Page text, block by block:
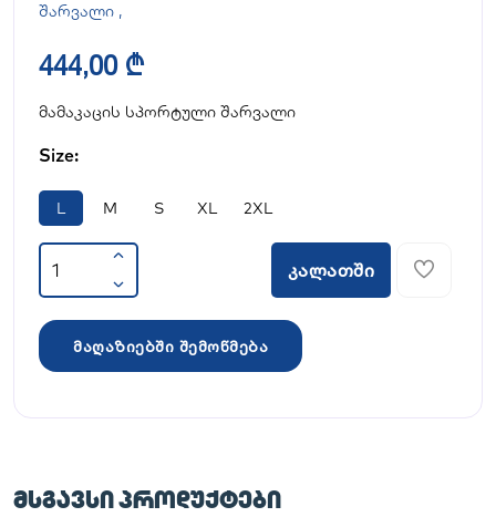
შარვალი ,
444,00 ₾
მამაკაცის სპორტული შარვალი
Size:
L M S XL 2XL
კალათში
მაღაზიებში შემოწმება
ᲛᲡᲒᲐᲕᲡᲘ ᲞᲠᲝᲓᲣᲥᲢᲔᲑᲘ